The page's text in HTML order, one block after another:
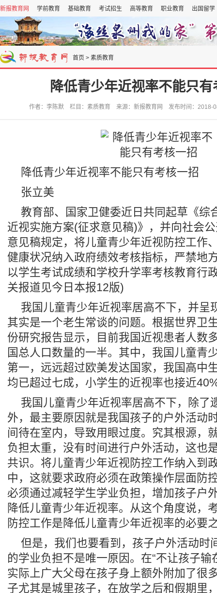
新报教育网 学前教育 基础教育 考试招生 高等教育 职业教育 出国留学
首页 > 素质教育
降低青少年近视率不能只
作者：李陈默 栏目：素质教育 来源：新报教育网 发布时间：2018-
降低青少年近视率不能只有考核一招
张立美
教育部、国家卫健委近日共同起草《综
近视实施方案(征求意见稿)》，并向社会
意见稿规定，将儿童青少年近视防控工作
健康状况纳入政府绩效考核指标，严禁地
以学生考试成绩和学校升学率考核教育行
关报道见今日本报12版)
我国儿童青少年近视率居高不下，并呈
其实是一个老生常谈的问题。根据世界卫
份研究报告显示，目前我国近视患者人数
国总人口数量的一半。其中，我国儿童青
第一，远远超过欧美发达国家，我国高中
均已超过七成，小学生的近视率也接近
我国儿童青少年近视率居高不下，除了
外，最主要原因就是我国孩子的户外活动
间待在室内，导致用眼过度。究其根源，
负担太重，没有时间进行户外活动，这也
共识。将儿童青少年近视防控工作纳入到
中，这就要求政府必须在政策操作层面防
必须通过减轻学生学业负担，增加孩子户
降低儿童青少年近视率。从这个角度说，
防控工作是降低儿童青少年近视率的必要
但是，我们也要看到，孩子户外活动时
的学业负担不是唯一原因。在“不让孩子输
实际上广大父母在孩子身上额外附加了很
子尤其是城里孩子，在放学之后和假期里